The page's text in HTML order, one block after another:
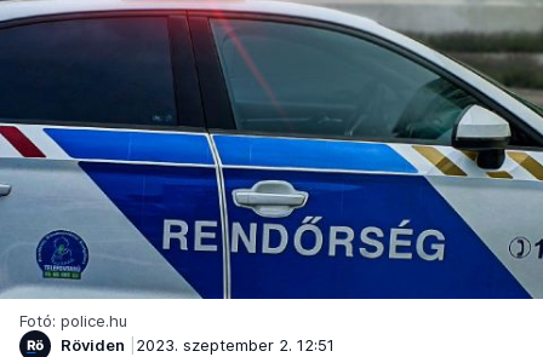
Fotó: police.hu
Röviden
2023. szeptember 2. 12:51